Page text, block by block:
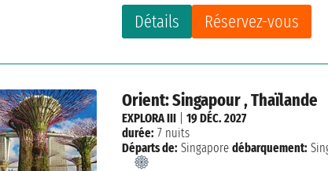
Détails Réservez-vous
Orient: Singapour , Thaïlande
EXPLORA III |19 DÉC. 2027
durée: 7 nuits
Départs de: Singapore débarquement: